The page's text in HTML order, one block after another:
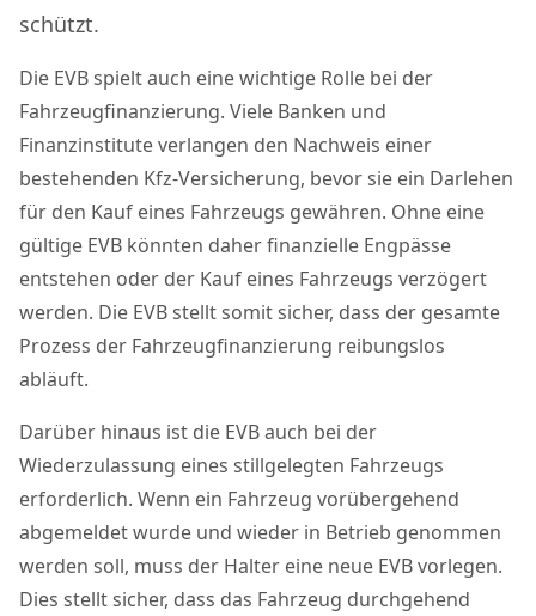
schützt.
Die EVB spielt auch eine wichtige Rolle bei der
Fahrzeugfinanzierung. Viele Banken und
Finanzinstitute verlangen den Nachweis einer
bestehenden Kfz-Versicherung, bevor sie ein Darlehen
für den Kauf eines Fahrzeugs gewähren. Ohne eine
gültige EVB könnten daher finanzielle Engpässe
entstehen oder der Kauf eines Fahrzeugs verzögert
werden. Die EVB stellt somit sicher, dass der gesamte
Prozess der Fahrzeugfinanzierung reibungslos
abläuft.
Darüber hinaus ist die EVB auch bei der
Wiederzulassung eines stillgelegten Fahrzeugs
erforderlich. Wenn ein Fahrzeug vorübergehend
abgemeldet wurde und wieder in Betrieb genommen
werden soll, muss der Halter eine neue EVB vorlegen.
Dies stellt sicher, dass das Fahrzeug durchgehend